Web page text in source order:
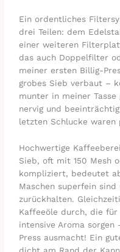
Ein ordentliches
drei Teilen: dem
einer weiteren
das auch Doppelfilter
meiner ersten Billig-
grobes Sieb verbaut –
munter in meiner
nervig und
letzten Schlucke waren
Hochwertige
Sieb, oft mit 150 Mesh
kompliziert, bedeutet
Maschen superfein
zurückhalten.
Kaffeeöle durch, die
intensive Aroma sorgen
Press ausmacht! Ein